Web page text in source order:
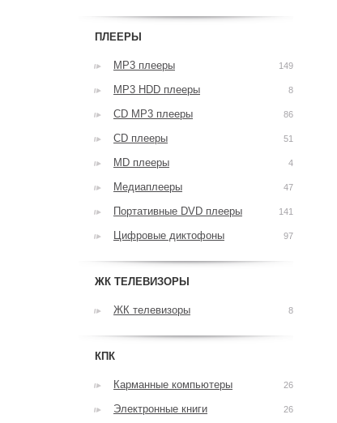
ПЛЕЕРЫ
MP3 плееры 149
MP3 HDD плееры 8
CD MP3 плееры 86
CD плееры 51
MD плееры 4
Медиаплееры 47
Портативные DVD плееры 141
Цифровые диктофоны 97
ЖК ТЕЛЕВИЗОРЫ
ЖК телевизоры 8
КПК
Карманные компьютеры 26
Электронные книги 26